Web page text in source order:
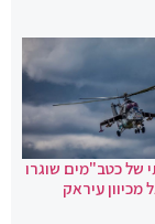
של כטב"מים שוגרו
עיראק